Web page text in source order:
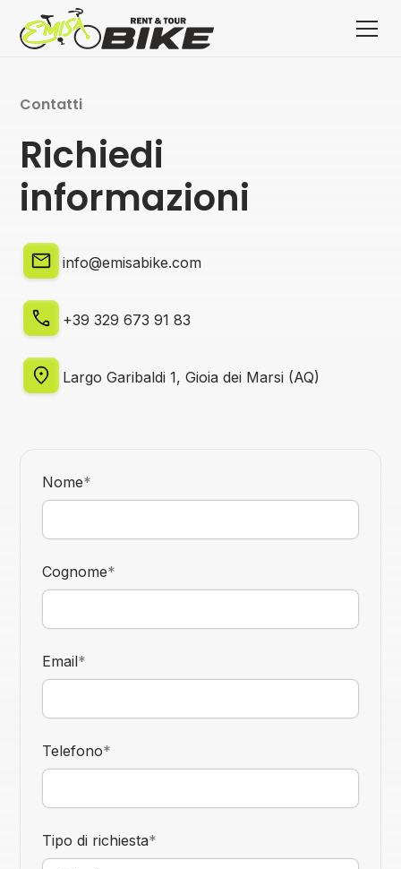
Contatti
Richiedi
informazioni
info@emisabike.com
+39 329 673 91 83
Largo Garibaldi 1, Gioia dei Marsi (AQ)
Nome*
Cognome*
Email*
Telefono*
Tipo di richiesta*